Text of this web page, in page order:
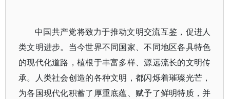
中国共产党将致力于推动文明交流互鉴，促进人
类文明进步。当今世界不同国家、不同地区各具特色
的现代化道路，植根于丰富多样、源远流长的文明传
承。人类社会创造的各种文明，都闪烁着璀璨光芒，
为各国现代化积蓄了厚重底蕴、赋予了鲜明特质，并